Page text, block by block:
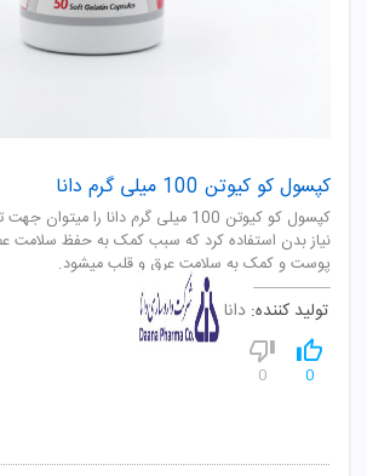
کپسول کو کیوتن 100 میلی گرم دانا
کپسول کو کیوتن 100 میلی گرم دانا را
نیاز بدن استفاده کرد که سبب کمک به حفظ سلامت
پوست و کمک به سلامت عرق و قلب میشود.
تولید کننده: دانا
0
0